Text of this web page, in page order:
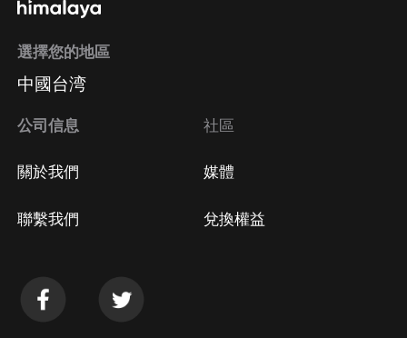
選擇您的地區
中國台湾
公司信息
關於我們
聯繫我們
社區
媒體
兌換權益